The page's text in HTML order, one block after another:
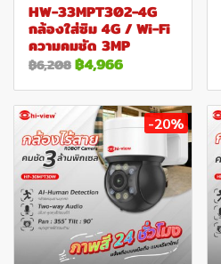
HW-33MPT302-4G
กล้องใส่ซิม 4G / Wi-Fi
ความคมชัด 3MP
฿6,208฿4,966
-20%